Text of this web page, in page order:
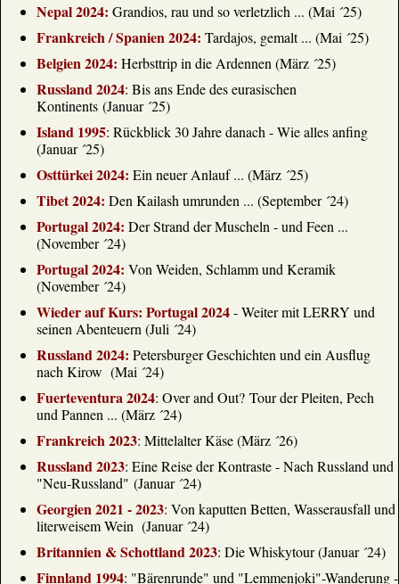
erklärt, warum viele Einheimische einen
Kurswechsel fordern.
um Abwehr
UPDATE: Nach dem Drohnen-Vorfall am Flughafen
Leipzig/Halle wird die Sicherheit an Airports heiß
diskutiert. Laut Deutscher Flugsicherung stiegen
an, mit Berlin und Frankfurt an der Spitze.
www.touristik-aktuell.de
Hyatt führt die Marke Hyatt Ziva in Europa ein
Hyatt führt die Marke Hyatt Ziva in Europa ein: Drei
Madeira werden im laufenden Betrieb schrittweise
umbenannt. Die Häuser bieten All-inclusive-Urlaub
für Paare, Familien und Alleinreisende mit neuen
Standards.
Christoph Führer: Zweites Golf-
Über viele Jahre hinweg war Christoph Führer eine
feste Konstante bei DER Touristik und genoss in der
Branche einen hervorragenden Ruf. Nach seinem
Gedächtnisturnier gewidmet. Jetzt folgt die zweite
Auflage.
www.touristik-aktuell.de
TUI: Neue Budget-Marke vorerst nur in
Großbritannien
Nepal 2024: Grandios, rau und so verletzlich ... (Mai ´25)
Frankreich / Spanien 2024: Tardajos, gemalt ... (Mai ´25)
Belgien 2024: Herbsttrip in die Ardennen (März ´25)
Russland 2024: Bis ans Ende des eurasischen
Kontinents (Januar ´25)
Island 1995: Rückblick 30 Jahre danach - Wie alles anfing
(Januar ´25)
Osttürkei 2024: Ein neuer Anlauf ... (März ´25)
Tibet 2024: Den Kailash umrunden ... (September ´24)
Portugal 2024: Der Strand der Muscheln - und Feen ...
(November ´24)
Portugal 2024: Von Weiden, Schlamm und Keramik
(November ´24)
Wieder auf Kurs: Portugal 2024- Weiter mit LERRY und
seinen Abenteuern (Juli ´24)
Russland 2024: Petersburger Geschichten und ein Ausflug
nach Kirow (Mai ´24)
Fuerteventura 2024: Over and Out? Tour der Pleiten, Pech
und Pannen ... (März ´24)
Frankreich 2023: Mittelalter Käse (März ´26)
Russland 2023: Eine Reise der Kontraste - Nach Russland und
"Neu-Russland" (Januar ´24)
Georgien 2021 - 2023: Von kaputten Betten, Wasserausfall und
literweisem Wein (Januar ´24)
Britannien & Schottland 2023: Die Whiskytour (Januar ´24)
Finnland 1994: "Bärenrunde" und "Lemmenjoki"-Wanderung -